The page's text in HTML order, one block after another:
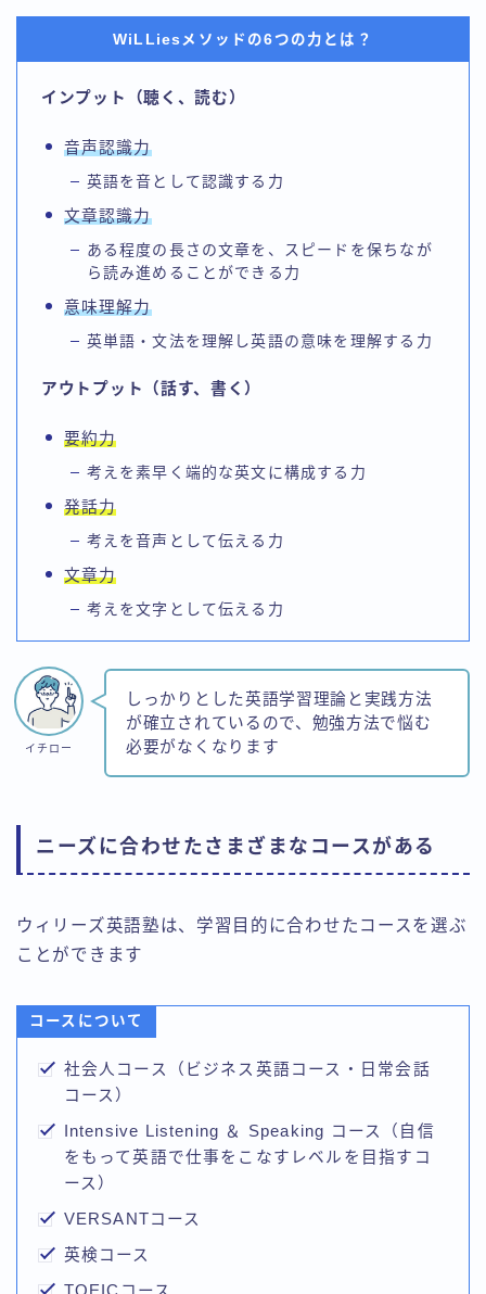
WiLLiesメソッドの6つの力とは？
インプット（聴く、読む）
音声認識力
英語を音として認識する力
文章認識力
ある程度の長さの文章を、スピードを保ちなが
ら読み進めることができる力
意味理解力
英単語・文法を理解し英語の意味を理解する力
アウトプット（話す、書く）
要約力
考えを素早く端的な英文に構成する力
発話力
考えを音声として伝える力
文章力
考えを文字として伝える力
イチロー
しっかりとした英語学習理論と実践方法
が確立されているので、勉強方法で悩む
必要がなくなります
ニーズに合わせたさまざまなコースがある
ウィリーズ英語塾は、学習目的に合わせたコースを選ぶ
ことができます
コースについて
社会人コース（ビジネス英語コース・日常会話
コース）
Intensive Listening ＆ Speaking コース（自信
をもって英語で仕事をこなすレベルを目指すコ
ース）
VERSANTコース
英検コース
TOEICコース